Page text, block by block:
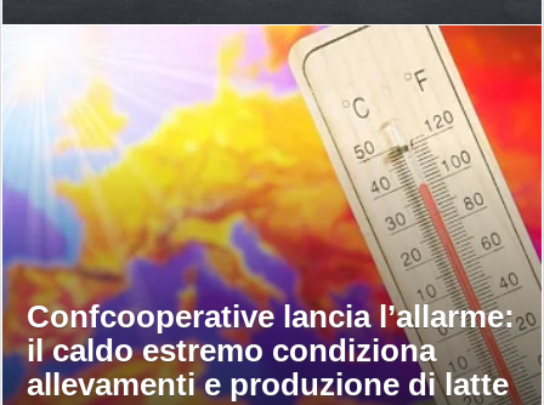
Confcooperative lancia l’allarme:
il caldo estremo condiziona
allevamenti e produzione di latte